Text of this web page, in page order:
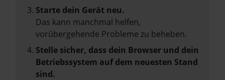
Starte dein Gerät neu.
Das kann manchmal helfen,
vorübergehende Probleme zu beheben.
Stelle sicher, dass dein Browser und dein
Betriebssystem auf dem neuesten Stand
sind.